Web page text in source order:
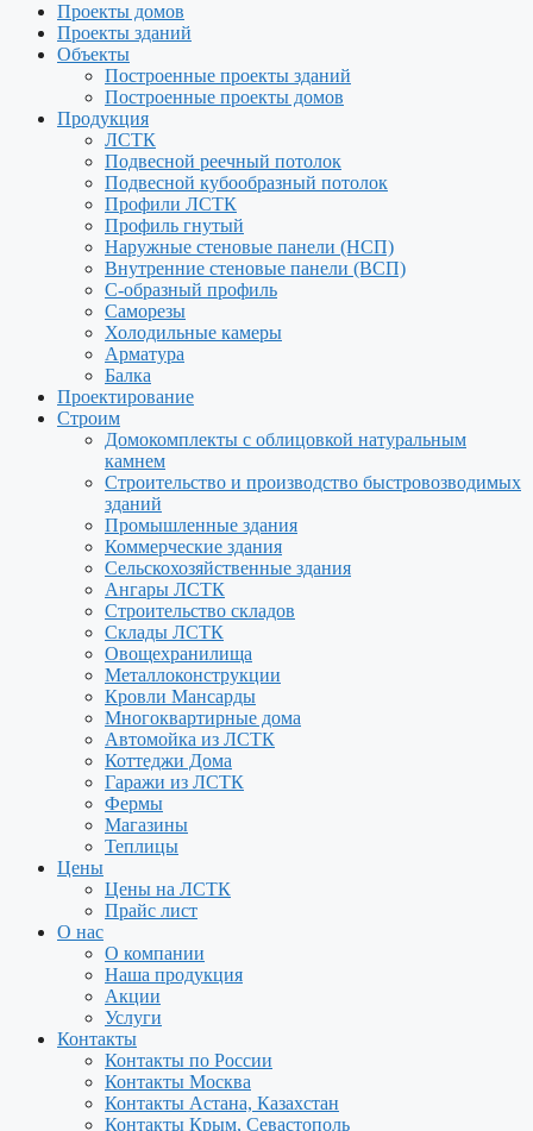
Проекты домов
Проекты зданий
Объекты
Построенные проекты зданий
Построенные проекты домов
Продукция
ЛСТК
Подвесной реечный потолок
Подвесной кубообразный потолок
Профили ЛСТК
Профиль гнутый
Наружные стеновые панели (НСП)
Внутренние стеновые панели (ВСП)
С-образный профиль
Саморезы
Холодильные камеры
Арматура
Балка
Проектирование
Строим
Домокомплекты с облицовкой натуральным
камнем
Строительство и производство быстровозводимых
зданий
Промышленные здания
Коммерческие здания
Сельскохозяйственные здания
Ангары ЛСТК
Строительство складов
Склады ЛСТК
Овощехранилища
Металлоконструкции
Кровли Мансарды
Многоквартирные дома
Автомойка из ЛСТК
Коттеджи Дома
Гаражи из ЛСТК
Фермы
Магазины
Теплицы
Цены
Цены на ЛСТК
Прайс лист
О нас
О компании
Наша продукция
Акции
Услуги
Контакты
Контакты по России
Контакты Москва
Контакты Астана, Казахстан
Контакты Крым, Севастополь